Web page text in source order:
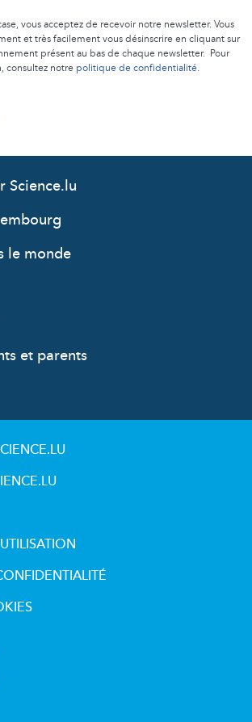
vous acceptez de recevoir notre newsletter. Vous
et très facilement vous désinscrire en cliquant sur
présent au bas de chaque newsletter. Pour
consultez notre politique de confidentialité.
Science.lu
le monde
et parents